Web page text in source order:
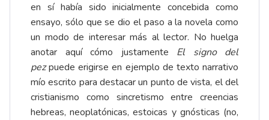
en sí había sido inicialmente concebida como
ensayo, sólo que se dio el paso a la novela como
un modo de interesar más al lector. No huelga
anotar aquí cómo justamente El signo del
pezpuede erigirse en ejemplo de texto narrativo
mío escrito para destacar un punto de vista, el del
cristianismo como sincretismo entre creencias
hebreas, neoplatónicas, estoicas y gnósticas (no,